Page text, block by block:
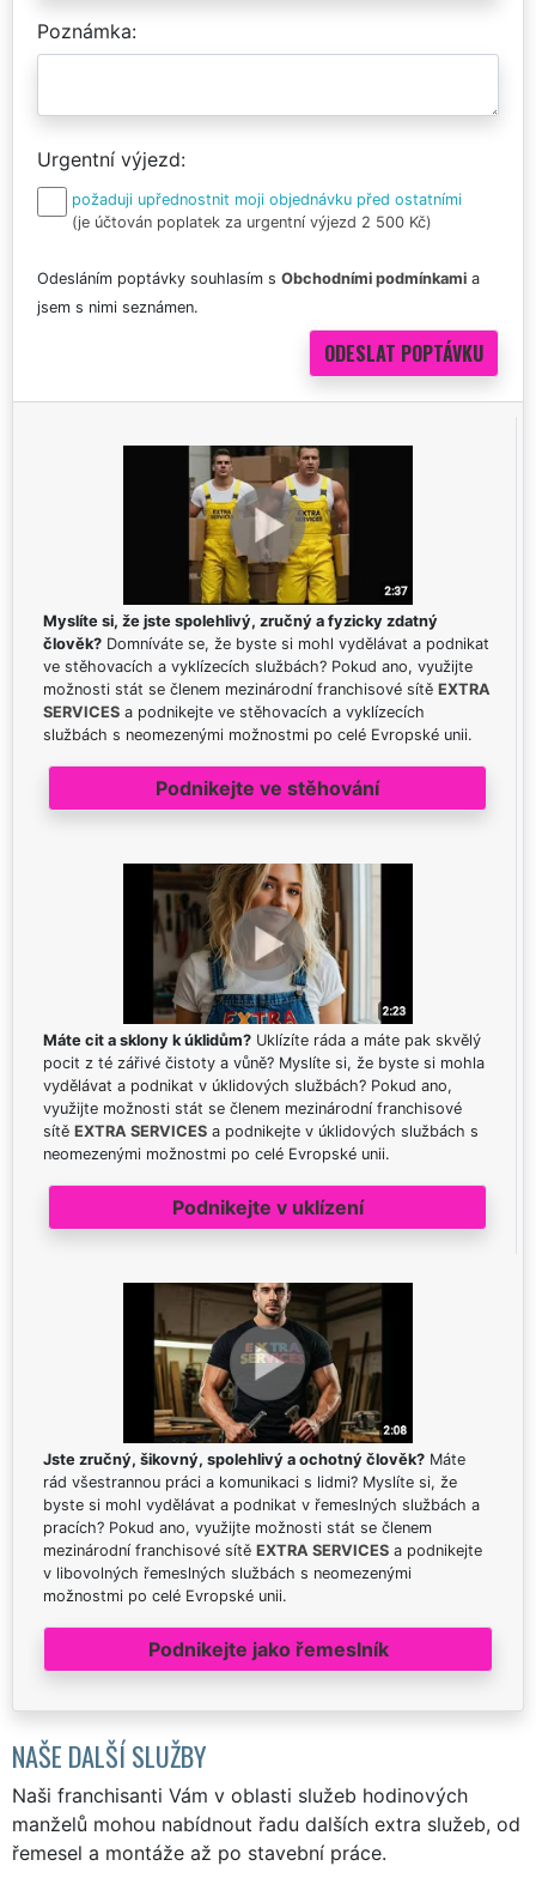
Poznámka
Urgentní výjezd
požaduji upřednostnit moji objednávku před ostatními
(je účtován poplatek za urgentní výjezd 2 500 Kč)
Odesláním poptávky souhlasím s Obchodními podmínkami a
jsem s nimi seznámen.
Myslíte si, že jste spolehlivý, zručný a fyzicky zdatný
člověk? Domníváte se, že byste si mohl vydělávat a podnikat
ve stěhovacích a vyklízecích službách? Pokud ano, využijte
možnosti stát se členem mezinárodní franchisové sítě EXTRA
SERVICES a podnikejte ve stěhovacích a vyklízecích
službách s neomezenými možnostmi po celé Evropské unii.
Podnikejte ve stěhování
Máte cit a sklony k úklidům? Uklízíte ráda a máte pak skvělý
pocit z té zářivé čistoty a vůně? Myslíte si, že byste si mohla
vydělávat a podnikat v úklidových službách? Pokud ano,
využijte možnosti stát se členem mezinárodní franchisové
sítě EXTRA SERVICES a podnikejte v úklidových službách s
neomezenými možnostmi po celé Evropské unii.
Podnikejte v uklízení
Jste zručný, šikovný, spolehlivý a ochotný člověk? Máte
rád všestrannou práci a komunikaci s lidmi? Myslíte si, že
byste si mohl vydělávat a podnikat v řemeslných službách a
pracích? Pokud ano, využijte možnosti stát se členem
mezinárodní franchisové sítě EXTRA SERVICES a podnikejte
v libovolných řemeslných službách s neomezenými
možnostmi po celé Evropské unii.
Podnikejte jako řemeslník
NAŠE DALŠÍ SLUŽBY
Naši franchisanti Vám v oblasti služeb hodinových
manželů mohou nabídnout řadu dalších extra služeb, od
řemesel a montáže až po stavební práce.